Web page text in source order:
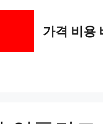
가격 비용